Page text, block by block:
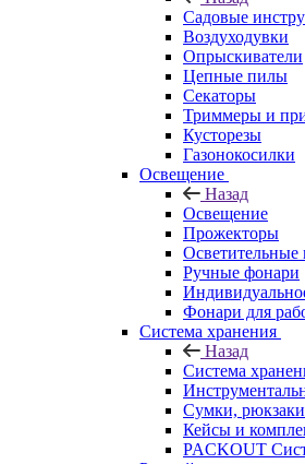
Садовые
Воздуходувки
Опрыскиватели
Цепные пилы
Секаторы
Триммеры и
Кусторезы
Газонокосилки
Освещение
Назад
Освещение
Прожекторы
Осветительные
Ручные фонари
Фонари для
Система хранения
Назад
Система
Сумки, рюкзаки
Кейсы и
PACKOUT